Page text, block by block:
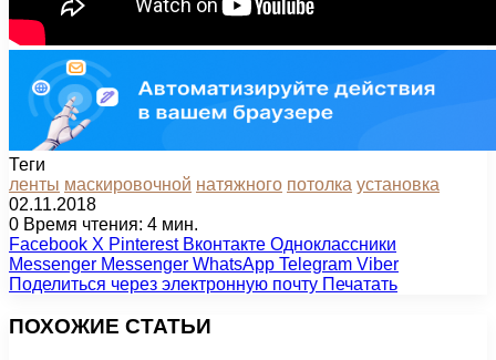
Теги
ленты маскировочной натяжного потолка установка
02.11.2018
0 Время чтения: 4 мин.
Facebook X Pinterest Вконтакте Одноклассники
Messenger Messenger WhatsApp Telegram Viber
Поделиться через электронную почту Печатать
ПОХОЖИЕ СТАТЬИ